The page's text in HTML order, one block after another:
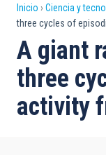
enlaces
de
ayuda
a
Inicio Ciencia y
three cycles of
A giant
three
activity